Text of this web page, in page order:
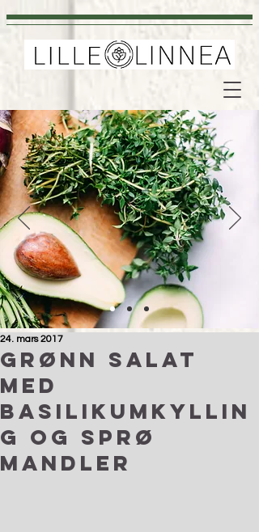
Grønn salat
med
basilikumkyllin
g og sprø
mandler
24. mars 2017